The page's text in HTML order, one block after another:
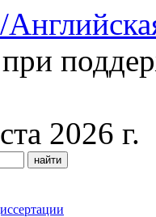
при
2026 г.